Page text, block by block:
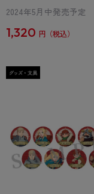
2024年5月中発売予定
1,320 円